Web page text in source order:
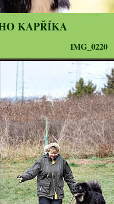
KAPŘÍKA
IMG_0220